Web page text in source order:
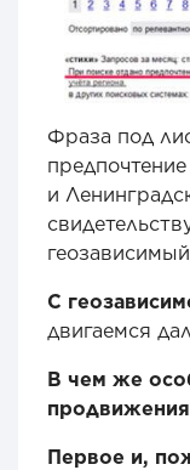
Фраза под
и
С
двигаемся
В чем же
Первое и,